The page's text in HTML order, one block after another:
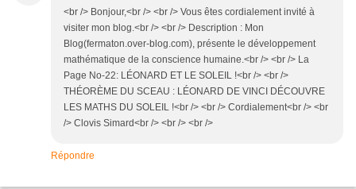
<br /> Bonjour,<br /> <br /> Vous êtes cordialement invité à
visiter mon blog.<br /> <br /> Description : Mon
Blog(fermaton.over-blog.com), présente le développement
mathématique de la conscience humaine.<br /> <br /> La
Page No-22: LÉONARD ET LE SOLEIL !<br /> <br />
THÉORÈME DU SCEAU : LÉONARD DE VINCI DÉCOUVRE
LES MATHS DU SOLEIL !<br /> <br /> Cordialement<br /> <br
/> Clovis Simard<br /> <br /> <br />
Répondre